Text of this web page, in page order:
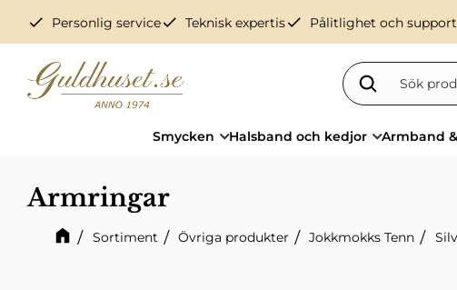
check Personlig servicecheck Teknisk expertischeck Pålitlighet och support
Smycken Halsband och kedjor Armband
Armringar
Sortiment Övriga produkter Jokkmokks Tenn